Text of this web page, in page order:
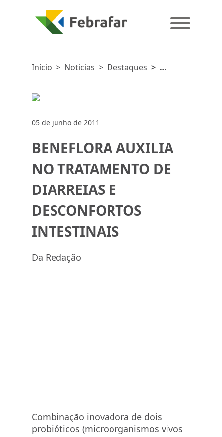
Início > Noticias > Destaques >
E
DESCONFORTOS
INTESTINAIS
05 de junho de 2011
BENEFLORA AUXILIA
NO TRATAMENTO DE
DIARREIAS E
DESCONFORTOS
INTESTINAIS
Da Redação
Combinação inovadora de dois
probióticos (microorganismos vivos